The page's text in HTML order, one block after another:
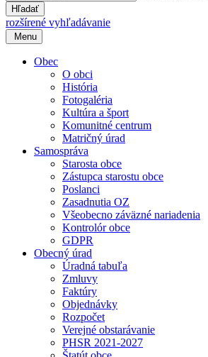
Hľadať
rozšírené vyhľadávanie
Menu
Obec
O obci
História
Fotogaléria
Kultúra a šport
Komunitné centrum
Matričný úrad
Samospráva
Starosta obce
Zástupca starostu obce
Poslanci
Zasadnutia OZ
Všeobecno záväzné nariadenia
Kontrolór obce
GDPR
Obecný úrad
Úradná tabuľa
Zmluvy
Faktúry
Objednávky
Rozpočet
Verejné obstarávanie
PHSR 2021-2027